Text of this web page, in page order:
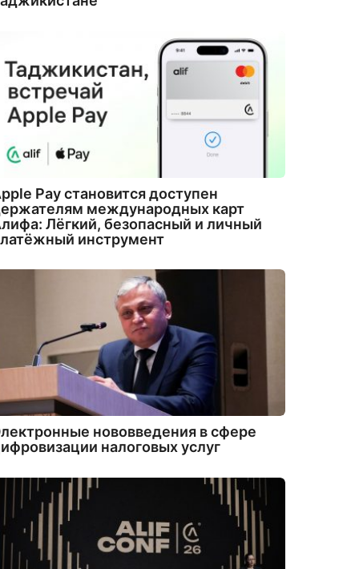
Pay становится доступен
международных карт
Лёгкий, безопасный и личный
инструмент
нововведения в сфере
налоговых услуг